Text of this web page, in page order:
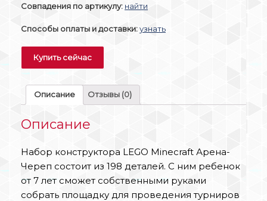
Совпадения по артикулу: найти
Способы оплаты и доставки:узнать
Купить сейчас
Описание Отзывы (0)
Описание
Набор конструктора LEGO Minecraft Арена-
Череп состоит из 198 деталей. С ним ребенок
от 7 лет сможет собственными руками
собрать площадку для проведения турниров